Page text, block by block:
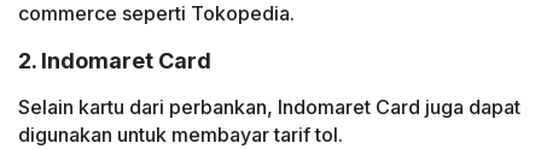
commerce seperti Tokopedia.
2. Indomaret Card
Selain kartu dari perbankan, Indomaret Card juga dapat
digunakan untuk membayar tarif tol.